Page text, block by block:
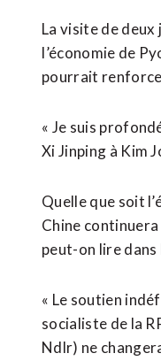
La visite ‌de deux
⁠l’économie de
pourrait
« Je ‌suis
Xi Jinping à Kim
Quelle que soit
Chine
peut-on lire
« Le soutien
socialiste de la
Ndlr) ne